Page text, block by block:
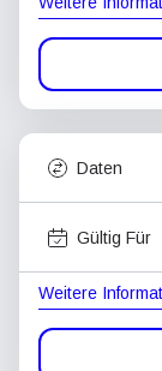
Daten
Gültig Für
Weitere